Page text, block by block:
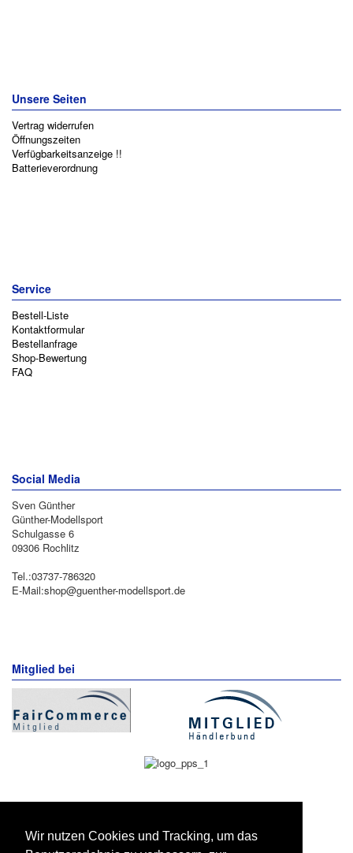
Wir nutzen Cookies und Tracking, um das
Unsere Seiten
Vertrag widerrufen
Öffnungszeiten
Verfügbarkeitsanzeige !!
Batterieverordnung
Service
Bestell-Liste
Kontaktformular
Bestellanfrage
Shop-Bewertung
FAQ
Social Media
Sven Günther
Günther-Modellsport
Schulgasse 6
09306 Rochlitz
Tel.:03737-786320
E-Mail:shop@guenther-modellsport.de
Mitglied bei